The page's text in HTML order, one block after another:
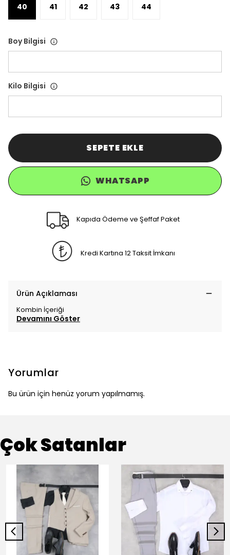
40 41 42 43 44
Boy Bilgisi
Kilo Bilgisi
SEPETE EKLE
WHATSAPP
Kapıda Ödeme ve Şeffaf Paket
Kredi Kartına 12 Taksit İmkanı
Ürün Açıklaması
Kombin İçeriği
Devamını Göster
Yorumlar
Bu ürün için henüz yorum yapılmamış.
Çok Satanlar